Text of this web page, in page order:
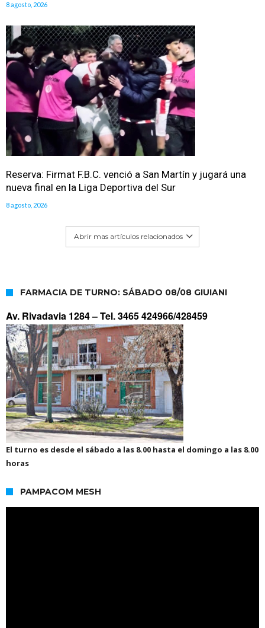
8 agosto, 2026
Reserva: Firmat F.B.C. venció a San Martín y jugará una
nueva final en la Liga Deportiva del Sur
8 agosto, 2026
Abrir mas artículos relacionados
FARMACIA DE TURNO: SÁBADO 08/08 GIUIANI
Av. Rivadavia 1284 –Tel. 3465 424966/428459
El turno es desde el sábado a las 8.00 hasta el domingo a las 8.00
horas
PAMPACOM MESH